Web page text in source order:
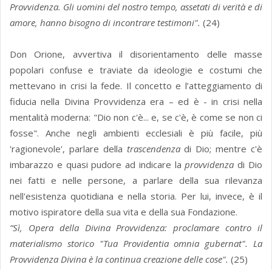
Provvidenza. Gli uomini del nostro tempo, assetati di verità e di
amore, hanno bisogno di incontrare testimoni". (24)
Don Orione, avvertiva il disorientamento delle masse
popolari confuse e traviate da ideologie e costumi che
mettevano in crisi la fede. Il concetto e l’atteggiamento di
fiducia nella Divina Provvidenza era – ed è - in crisi nella
mentalità moderna: "Dio non c'è... e, se c'è, è come se non ci
fosse". Anche negli ambienti ecclesiali è più facile, più
'ragionevole', parlare della trascendenzadi Dio; mentre c'è
imbarazzo e quasi pudore ad indicare laprovvidenzadi Dio
nei fatti e nelle persone, a parlare della sua rilevanza
nell'esistenza quotidiana e nella storia. Per lui, invece, è il
motivo ispiratore della sua vita e della sua Fondazione.
“Sì, Opera della Divina Provvidenza: proclamare contro il
materialismo storico "Tua Providentia omnia gubernat". La
Provvidenza Divina è la continua creazione delle cose". (25)